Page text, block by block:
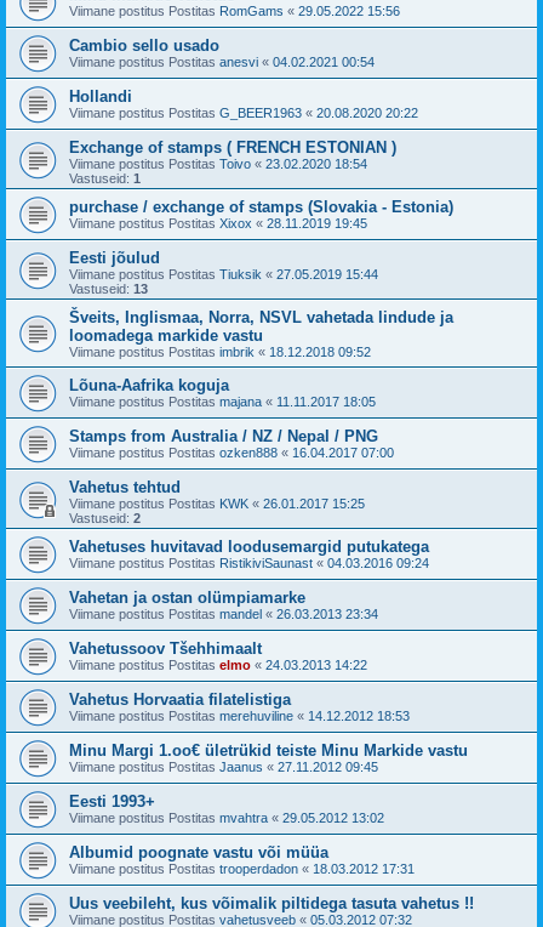
Viimane postitus Postitas RomGams « 29.05.2022 15:56
Cambio sello usado
Viimane postitus Postitas anesvi « 04.02.2021 00:54
Hollandi
Viimane postitus Postitas G_BEER1963 « 20.08.2020 20:22
Exchange of stamps ( FRENCH ESTONIAN )
Viimane postitus Postitas Toivo « 23.02.2020 18:54
Vastuseid: 1
purchase / exchange of stamps (Slovakia - Estonia)
Viimane postitus Postitas Xixox « 28.11.2019 19:45
Eesti jõulud
Viimane postitus Postitas Tiuksik « 27.05.2019 15:44
Vastuseid: 13
Šveits, Inglismaa, Norra, NSVL vahetada lindude ja
loomadega markide vastu
Viimane postitus Postitas imbrik « 18.12.2018 09:52
Lõuna-Aafrika koguja
Viimane postitus Postitas majana « 11.11.2017 18:05
Stamps from Australia / NZ / Nepal / PNG
Viimane postitus Postitas ozken888 « 16.04.2017 07:00
Vahetus tehtud
Viimane postitus Postitas KWK « 26.01.2017 15:25
Vastuseid: 2
Vahetuses huvitavad loodusemargid putukatega
Viimane postitus Postitas RistikiviSaunast « 04.03.2016 09:24
Vahetan ja ostan olümpiamarke
Viimane postitus Postitas mandel « 26.03.2013 23:34
Vahetussoov Tšehhimaalt
Viimane postitus Postitas elmo « 24.03.2013 14:22
Vahetus Horvaatia filatelistiga
Viimane postitus Postitas merehuviline « 14.12.2012 18:53
Minu Margi 1.oo€ ületrükid teiste Minu Markide vastu
Viimane postitus Postitas Jaanus « 27.11.2012 09:45
Eesti 1993+
Viimane postitus Postitas mvahtra « 29.05.2012 13:02
Albumid poognate vastu või müüa
Viimane postitus Postitas trooperdadon « 18.03.2012 17:31
Uus veebileht, kus võimalik piltidega tasuta vahetus !!
Viimane postitus Postitas vahetusveeb « 05.03.2012 07:32